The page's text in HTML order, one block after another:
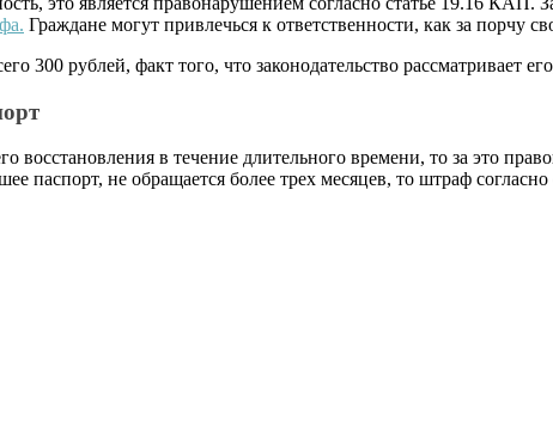
Граждане могут привлечься к ответственности, как за порчу
300 рублей, факт того, что законодательство рассматривает
восстановления в течение длительного времени, то за это
паспорт, не обращается более трех месяцев, то штраф